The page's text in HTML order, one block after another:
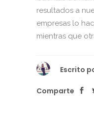
resultados a
empresas lo
mientras que
Escrito
Comparte